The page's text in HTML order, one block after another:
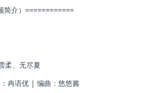
简介）============
柔、无尽夏
冉语优 | 编曲：悠悠酱